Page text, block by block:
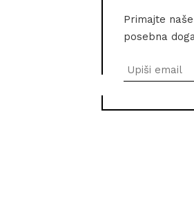
Primajte
posebna